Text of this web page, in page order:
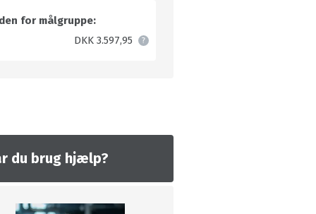
for målgruppe:
DKK 3.597,95
du brug hjælp?